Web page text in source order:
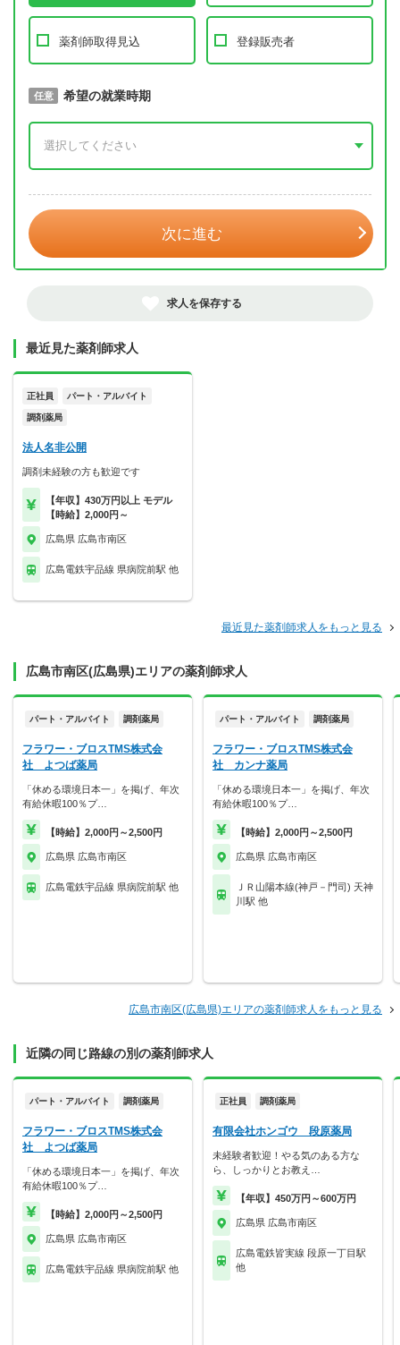
薬剤師取得見込 登録販売者
必須 取得予定年
任意 希望の就業時期
次に進む
求人を保存する
最近見た薬剤師求人
正社員 パート・アルバイト
調剤薬局
法人名非公開
調剤未経験の方も歓迎です
【年収】430万円以上 モデル
【時給】2,000円～
広島県 広島市南区
広島電鉄宇品線 県病院前駅 他
最近見た薬剤師求人をもっと見る
広島市南区(広島県)エリアの薬剤師求人
パート・アルバイト 調剤薬局
フラワー・ブロスTMS株式会
社 よつば薬局
「休める環境日本一」を掲げ、年次
有給休暇100％プ…
【時給】2,000円～2,500円
広島県 広島市南区
広島電鉄宇品線 県病院前駅 他
パート・アルバイト 調剤薬局
フラワー・ブロスTMS株式会
社 カンナ薬局
「休める環境日本一」を掲げ、年次
有給休暇100％プ…
【時給】2,000円～2,500円
広島県 広島市南区
ＪＲ山陽本線(神戸－門司) 天神
川駅 他
広島市南区(広島県)エリアの薬剤師求人をもっと見る
近隣の同じ路線の別の薬剤師求人
パート・アルバイト 調剤薬局
フラワー・ブロスTMS株式会
社 よつば薬局
「休める環境日本一」を掲げ、年次
有給休暇100％プ…
【時給】2,000円～2,500円
広島県 広島市南区
広島電鉄宇品線 県病院前駅 他
正社員 調剤薬局
有限会社ホンゴウ 段原薬局
未経験者歓迎！やる気のある方な
ら、しっかりとお教え…
【年収】450万円～600万円
広島県 広島市南区
広島電鉄皆実線 段原一丁目駅
他